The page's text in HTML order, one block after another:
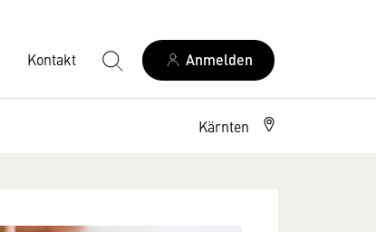
Kontakt Anmelden
Kärnten